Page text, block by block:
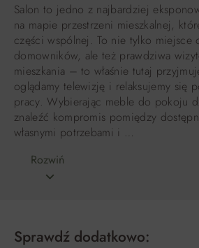
Salon to jedno z najbardziej
na mapie przestrzeni mieszkalnej,
części wspólnej. To nie tylko miejsce
domowników, ale też prawdziwa
mieszkania – to właśnie tutaj
oglądamy telewizję i relaksujemy się
pracy. Wybierając meble do pokoju
znaleźć kompromis pomiędzy
własnymi potrzebami i …
Rozwiń
Sprawdź dodatkowo: